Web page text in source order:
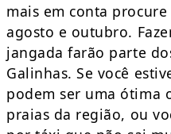
mais em conta
agosto e outubro.
jangada farão parte
Galinhas. Se você
podem ser uma ótima
praias da região, ou